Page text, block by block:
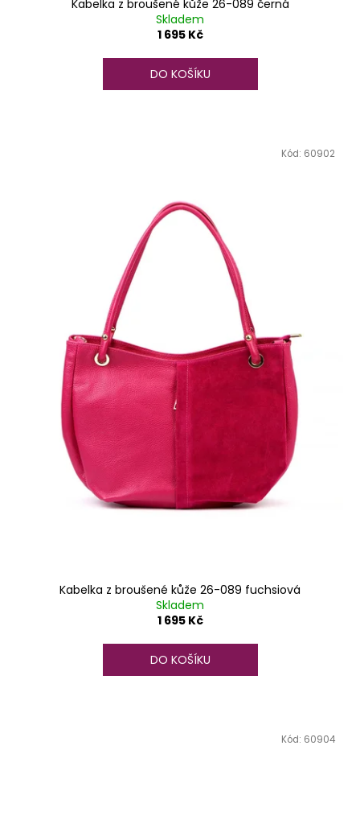
Kabelka z broušené kůže 26-089 černá
Skladem
1 695 Kč
DO KOŠÍKU
Kabelka z broušené kůže 26-089 fuchsiová
Skladem
1 695 Kč
DO KOŠÍKU
Kód: 60902
Kód: 60904